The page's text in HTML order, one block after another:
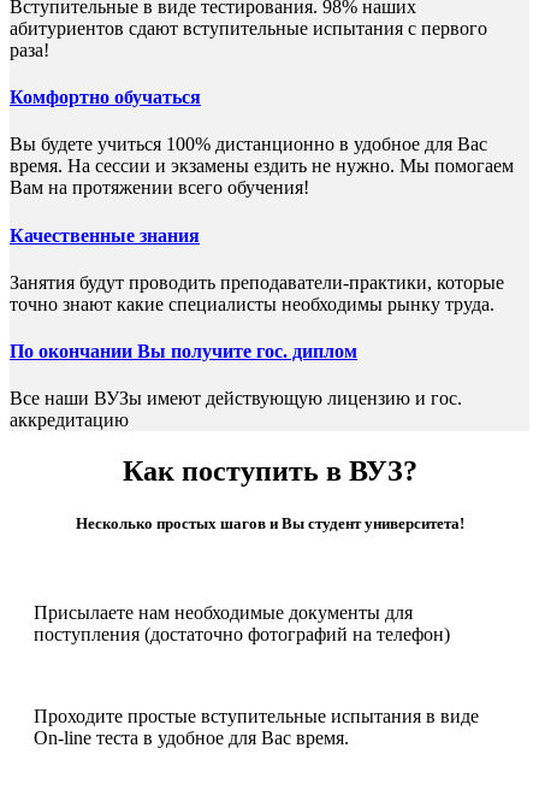
Вступительные в виде тестирования. 98% наших
абитуриентов сдают вступительные испытания с первого
раза!
Комфортно обучаться
Вы будете учиться 100% дистанционно в удобное для Вас
время. На сессии и экзамены ездить не нужно. Мы помогаем
Вам на протяжении всего обучения!
Качественные знания
Занятия будут проводить преподаватели-практики, которые
точно знают какие специалисты необходимы рынку труда.
По окончании Вы получите гос. диплом
Все наши ВУЗы имеют действующую лицензию и гос.
аккредитацию
Как поступить в ВУЗ?
Несколько простых шагов и Вы студент университета!
Присылаете нам необходимые документы для
поступления (достаточно фотографий на телефон)
Проходите простые вступительные испытания в виде
On-line теста в удобное для Вас время.